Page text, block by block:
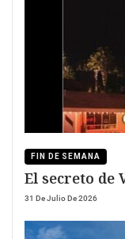
FIN DE SEMANA
El secreto de
31 De Julio De 2026